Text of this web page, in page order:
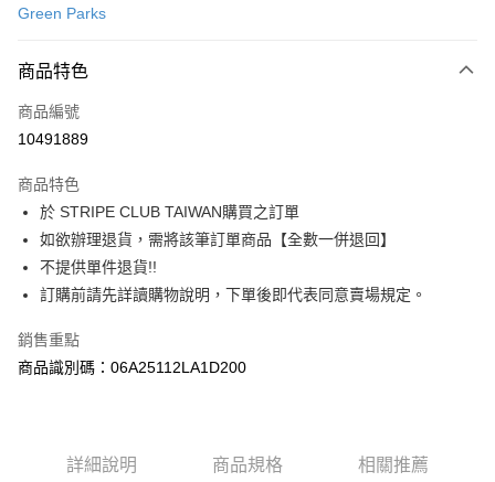
3 期 0 利率 每期
合作金庫商業銀行
上海商業儲蓄銀行
臺灣中小企業銀行
匯豐（台灣）商業銀行
華泰商業銀行
聯邦商業銀行
遠東國際商業銀行
元大商業銀行
玉山商業銀行
星展（台灣）商業銀行
台灣樂天信用卡公司
超商取貨付款
LINE Pay
Apple Pay
街口支付
悠遊付
大哥付你分期
相關說明
流程，驗證手機門號後，選擇欲分期的期數、繳款截止日，確認付款後即完
【關於「AFTEE先享後付」】
Green Parks
商品特色
商品編號
10491889
商品特色
於 STRIPE CLUB TAIWAN購買之訂單
如欲辦理退貨，需將該筆訂單商品【全數一併退回】
不提供單件退貨!!
訂購前請先詳讀購物說明，下單後即代表同意賣場規定。
銷售重點
商品識別碼：06A25112LA1D200
詳細說明 商品規格 相關推薦